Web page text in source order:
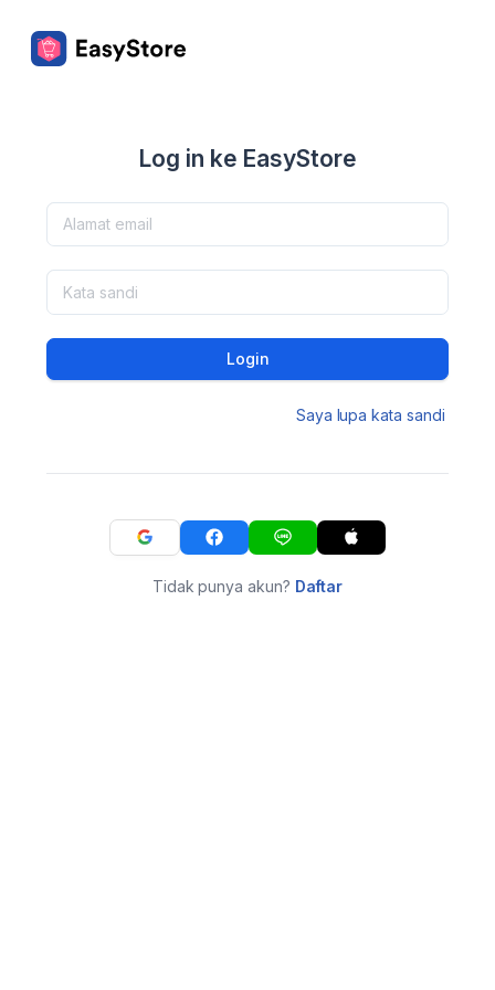
Log in ke EasyStore
Login
Saya lupa kata sandi
Tidak punya akun? Daftar